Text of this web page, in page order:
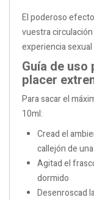
El poderoso
vuestra
experiencia
Guía de
placer
Para sacar el
10ml:
Cread el
callejón de
Agitad el
dormido
Desenroscad